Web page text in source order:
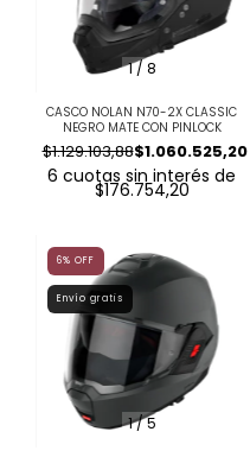
1/ 8
CASCO NOLAN N70-2X CLASSIC
NEGRO MATE CON PINLOCK
$1.060.525,20
$1.129.103,88
6 cuotas sin interés de
$176.754,20
1/5
6% OFF
Envío gratis